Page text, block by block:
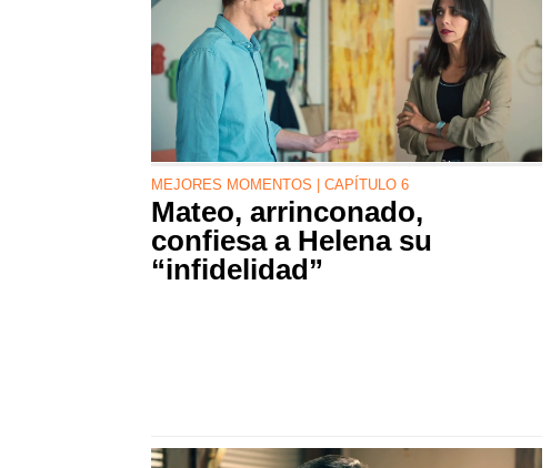
MEJORES MOMENTOS | CAPÍTULO 6
Mateo, arrinconado,
confiesa a Helena su
“infidelidad”